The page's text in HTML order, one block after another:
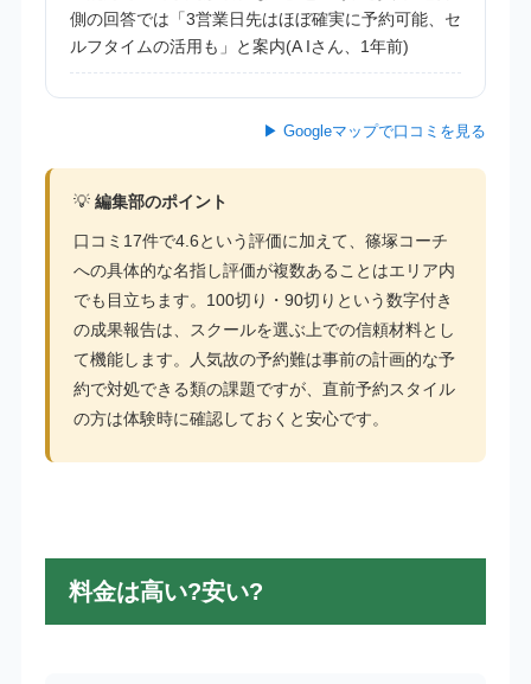
側の回答では「3営業日先はほぼ確実に予約可能、セ
ルフタイムの活用も」と案内(A Iさん、1年前)
▶ Googleマップで口コミを見る
💡 編集部のポイント
口コミ17件で4.6という評価に加えて、篠塚コーチ
への具体的な名指し評価が複数あることはエリア内
でも目立ちます。100切り・90切りという数字付き
の成果報告は、スクールを選ぶ上での信頼材料とし
て機能します。人気故の予約難は事前の計画的な予
約で対処できる類の課題ですが、直前予約スタイル
の方は体験時に確認しておくと安心です。
料金は高い?安い?